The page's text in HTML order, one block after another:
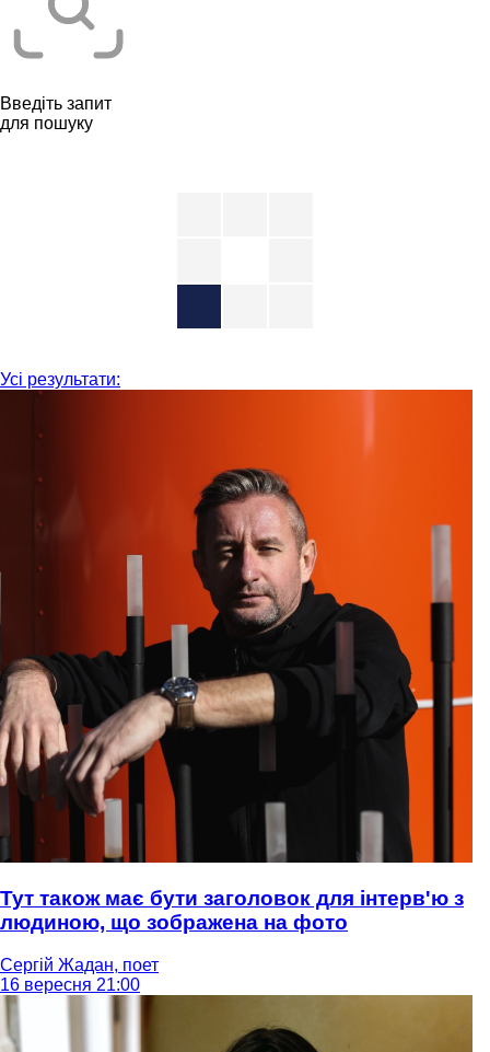
Введіть запит
для пошуку
Усі результати:
Тут також має бути заголовок для інтерв'ю з
людиною, що зображена на фото
Сергій Жадан, поет
16 вересня 21:00